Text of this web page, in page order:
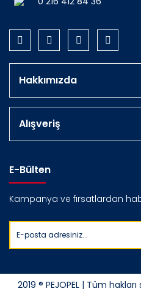
Hakkımızda
Alışveriş
E-Bülten
Kampanya ve fırsatlardan
2019 ® PEJOPEL | Tüm